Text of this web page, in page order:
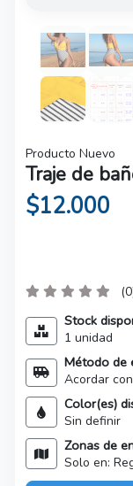
Producto Nuevo
Traje de
$12.000
Stock
1 unidad
Método de
Acordar
Color(es)
Sin definir
Zonas de
Solo en: